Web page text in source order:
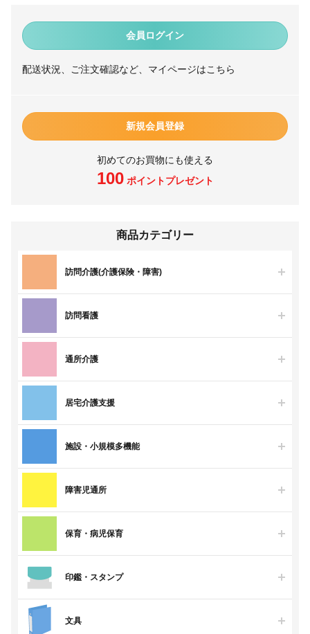
会員ログイン
配送状況、ご注文確認など、マイページはこちら
新規会員登録
初めてのお買物にも使える
100ポイントプレゼント
商品カテゴリー
訪問介護(介護保険・障害)
訪問看護
通所介護
居宅介護支援
施設・小規模多機能
障害児通所
保育・病児保育
印鑑・スタンプ
文具